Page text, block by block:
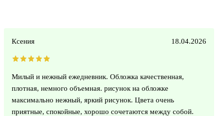
Ксения 18.04.2026
Милый и нежный ежедневник. Обложка качественная,
плотная, немного объемная. рисунок на обложке
максимально нежный, яркий рисунок. Цвета очень
приятные, спокойные, хорошо сочетаются между собой.